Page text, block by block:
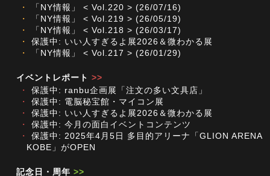
・
「NY情報」 < Vol.220 > (26/07/16)
・
「NY情報」 < Vol.219 > (26/05/19)
・
「NY情報」 < Vol.218 > (26/03/17)
・
保護中: いい人すぎるよ展2026＆微わかる展
・
「NY情報」 < Vol.217 > (26/01/29)
イベントレポート >>
・
保護中: ranbu企画展「注文の多い文具店」
・
保護中: 電脳秘宝館・マイコン展
・
保護中: いい人すぎるよ展2026＆微わかる展
・
保護中: 今月の面白イベントコンテンツ
・
保護中: 2025年4月5日 多目的アリーナ「GLION ARENA
KOBE」がOPEN
記念日・周年 >>